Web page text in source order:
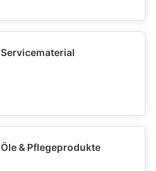
Servicematerial
Öle & Pflegeprodukte